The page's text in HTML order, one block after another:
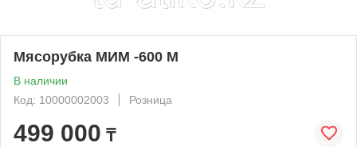
Мясорубка МИМ -600 М
В наличии
Код: 10000002003
Розница
499 000 ₸